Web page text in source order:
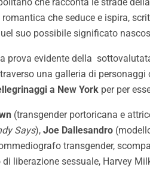
romantica che seduce e ispira,
suo possibile significato
prova evidente della
una galleria di
a New York per per
(transgender portoricana e
Says), Joe Dallesandro
transgender,
liberazione sessuale, Harvey